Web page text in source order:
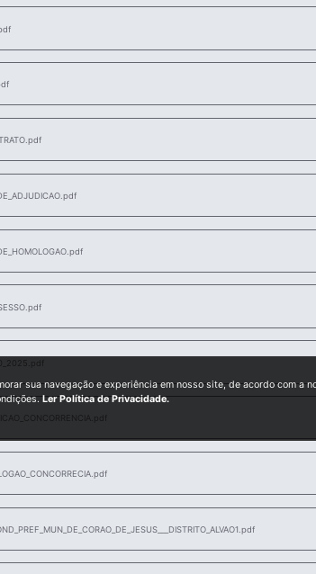
sua navegação e experiência em nosso site, de acordo com a
Ler Política de Privacidade.